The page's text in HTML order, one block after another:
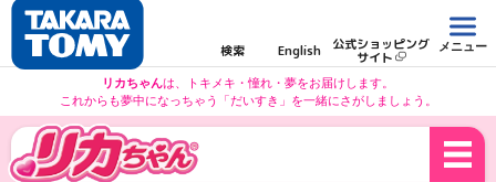
検索 English 公式ショッピング
サイト
メニュー
リカちゃんは、トキメキ・憧れ・夢をお届けします。
これからも夢中になっちゃう「だいすき」を一緒にさがしましょう。